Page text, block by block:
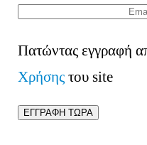
Πατώντας εγγραφή
Χρήσηςτου site